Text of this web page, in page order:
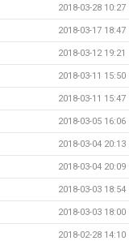
2018-03-28 10:27
2018-03-17 18:47
2018-03-12 19:21
2018-03-11 15:50
2018-03-11 15:47
2018-03-05 16:06
2018-03-04 20:13
2018-03-04 20:09
2018-03-03 18:54
2018-03-03 18:00
2018-02-28 14:10